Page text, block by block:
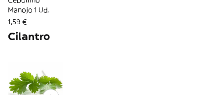
Manojo 1 Ud.
1,59 €
Cilantro